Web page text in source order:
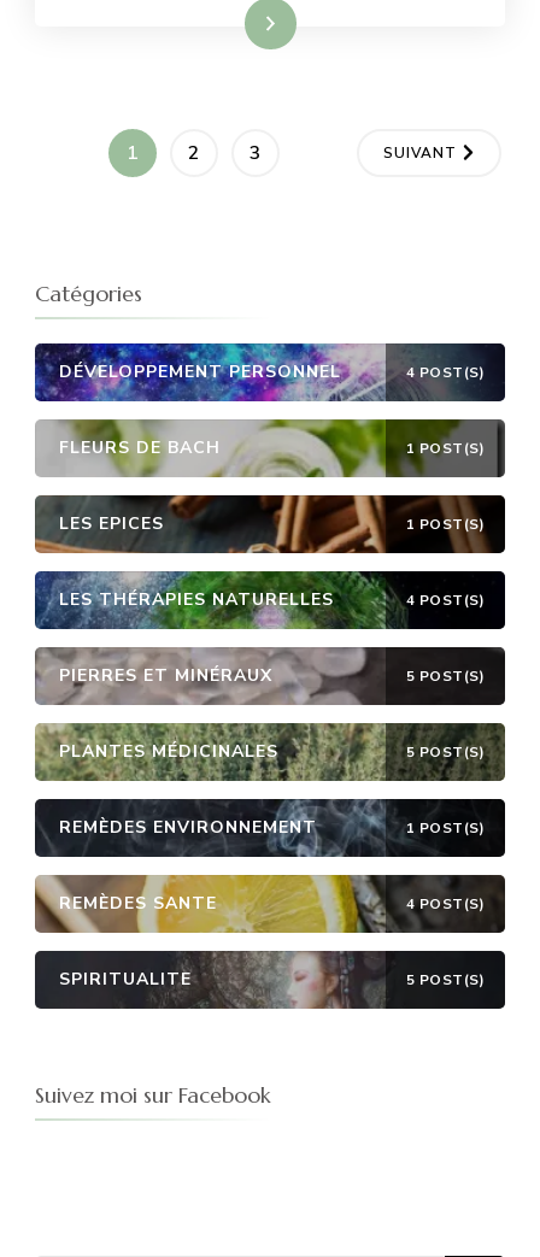
Lire la suite
Pagination
publications
PAGE
1 PAGE
2 PAGE
3 SUIVANT
Catégories
DÉVELOPPEMENT PERSONNEL 4 POST(S)
FLEURS DE BACH 1 POST(S)
LES EPICES 1 POST(S)
LES THÉRAPIES NATURELLES 4 POST(S)
PIERRES ET MINÉRAUX 5 POST(S)
PLANTES MÉDICINALES 5 POST(S)
REMÈDES ENVIRONNEMENT 1 POST(S)
REMÈDES SANTE 4 POST(S)
SPIRITUALITE 5 POST(S)
Suivez moi sur Facebook